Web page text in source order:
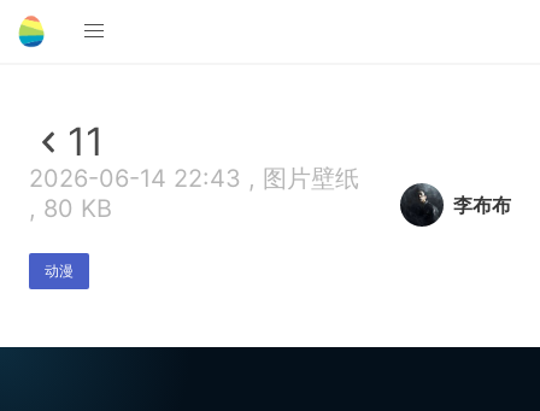
11
2026-06-14 22:43 , 图片壁纸
, 80 KB
动漫
李布布